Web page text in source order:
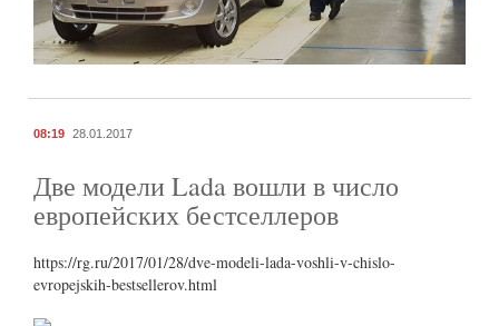
08:19 28.01.2017
Две модели Lada вошли в число
европейских бестселлеров
https://rg.ru/2017/01/28/dve-modeli-lada-voshli-v-chislo-
evropejskih-bestsellerov.html